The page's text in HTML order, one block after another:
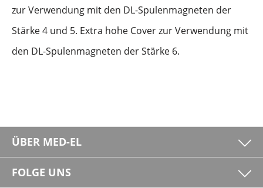
zur Verwendung mit den DL-Spulenmagneten der
Stärke 4 und 5. Extra hohe Cover zur Verwendung mit
den DL-Spulenmagneten der Stärke 6.
ÜBER MED-EL
FOLGE UNS